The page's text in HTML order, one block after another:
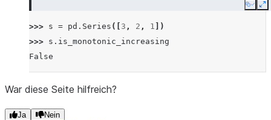
Copy
>>> s = pd . Series ([ 3 , 2 , 1 ])
>>> s . is_monotonic_increasing
False
War diese Seite hilfreich?
Ja Nein